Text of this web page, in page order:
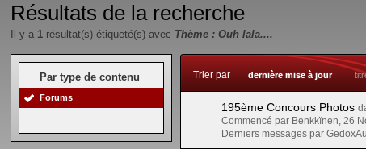
Résultats de la recherche
Il y a 1 résultat(s) étiqueté(s) avec Thème : Ouh lala....
Par type de contenu
Forums
Trier par dernière mise à jour
195ème Concours Photos
Commencé par Benkkïnen, 26
Derniers messages par